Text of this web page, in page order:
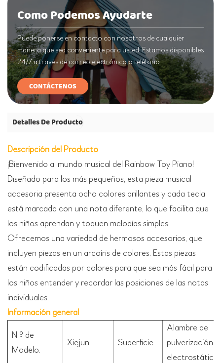
Como Podemos Ayudarte
Puede ponerse en contacto con nosotros de cualquier
manera que sea conveniente para usted. Estamos disponibles
24/7 a través de correo electrónico o teléfono.
CONTÁCTENOS
Detalles De Producto
Descripción del Producto
¡Bienvenido al mundo musical del Rainbow Toy Piano!
Diseñado para los más pequeños, esta pieza musical
accesoria presenta ocho colores brillantes y cada tecla
está marcada con una nota diferente, lo que facilita que
los niños aprendan y toquen melodías simples.
Ofrecemos una variedad de hermosos accesorios, que
incluyen piezas en un arcoíris de colores. Estas piezas
están codificadas por colores para que sea más fácil para
los niños entender y recordar las posiciones de las notas
individuales.
Información general
N º de
Modelo.
Xiejun Superficie
Alambre de
pulverización
electrostática